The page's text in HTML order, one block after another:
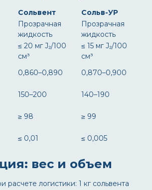
Сольвент
Сольв-УР
Прозрачная
жидкость
Прозрачная
жидкость
≤ 20 мг J₂/100
см³
≤ 15 мг J₂/100
см³
0,860–0,890
0,870–0,900
150–200
140–190
≥ 98
≥ 99
≤ 0,01 ≤ 0,005
вес и объем
расчете логистики: 1 кг сольвента